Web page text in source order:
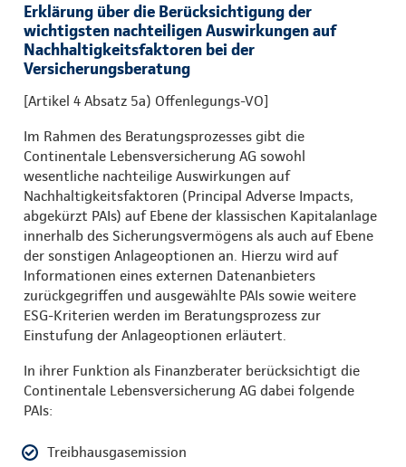
Erklärung über die Berücksichtigung der
wichtigsten nachteiligen Auswirkungen auf
Nachhaltigkeitsfaktoren bei der
Versicherungsberatung
[Artikel 4 Absatz 5a) Offenlegungs-VO]
Im Rahmen des Beratungsprozesses gibt die
Continentale Lebensversicherung AG sowohl
wesentliche nachteilige Auswirkungen auf
Nachhaltigkeitsfaktoren (Principal Adverse Impacts,
abgekürzt PAIs) auf Ebene der klassischen Kapitalanlage
innerhalb des Sicherungsvermögens als auch auf Ebene
der sonstigen Anlageoptionen an. Hierzu wird auf
Informationen eines externen Datenanbieters
zurückgegriffen und ausgewählte PAIs sowie weitere
ESG-Kriterien werden im Beratungsprozess zur
Einstufung der Anlageoptionen erläutert.
In ihrer Funktion als Finanzberater berücksichtigt die
Continentale Lebensversicherung AG dabei folgende
PAIs:
Treibhausgasemission